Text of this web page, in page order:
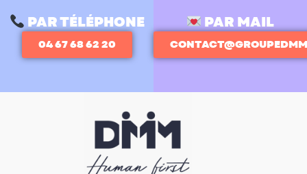
PAR TÉLÉPHONE
04 67 68 62 20
PAR MAIL